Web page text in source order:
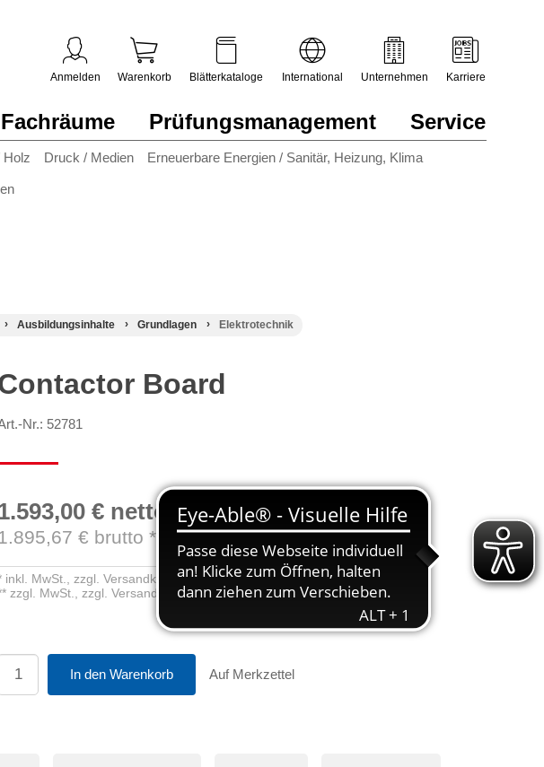
Holz Druck / Medien Erneuerbare Energien / Sanitär, Heizung, Klima
Fachräume Prüfungsmanagement Service
Anmelden Warenkorb Blätterkataloge International Unternehmen Karriere
Ausbildungsinhalte Grundlagen Elektrotechnik
Board
Nr.: 52781
€ netto **
1.895,67 € brutto *
inkl. MwSt.,zzgl. Versandkosten
zzgl. MwSt.,zzgl. Versandkosten
In den Warenkorb Auf Merkzettel